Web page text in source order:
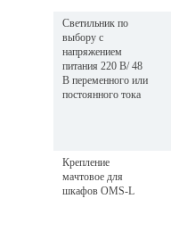
Светильник по
выбору с
напряжением
питания 220 B/ 48
B переменного или
постоянного тока
Крепление
мачтовое для
шкафов OMS-L